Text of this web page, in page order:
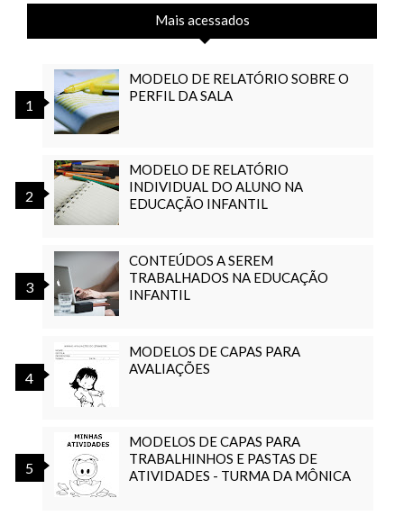
Mais acessados
MODELO DE RELATÓRIO SOBRE O
PERFIL DA SALA
MODELO DE RELATÓRIO
INDIVIDUAL DO ALUNO NA
EDUCAÇÃO INFANTIL
CONTEÚDOS A SEREM
TRABALHADOS NA EDUCAÇÃO
INFANTIL
MODELOS DE CAPAS PARA
AVALIAÇÕES
MODELOS DE CAPAS PARA
TRABALHINHOS E PASTAS DE
ATIVIDADES - TURMA DA MÔNICA